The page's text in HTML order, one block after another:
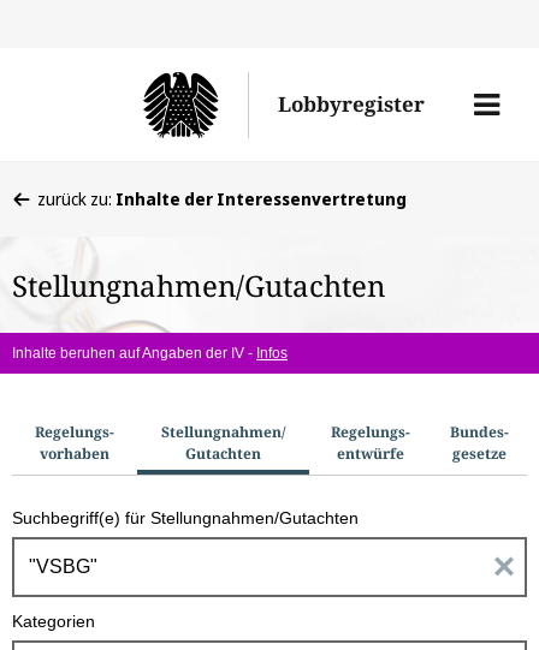
den
Lobbyregister
Menü
befinden
hier:
zurück zu: Inhalte der Interessenvertretung
Stellungnahmen/Gutachten
Inhalte beruhen auf Angaben der IV - Infos
u
c
h
o
Regelungs­
vorhaben
Stellungnahmen/​
Gutachten
Regelungs­
entwürfe
Bundes­
gesetze
Suchbegriff(e) für Stellungnahmen/Gutachten
Kategorien